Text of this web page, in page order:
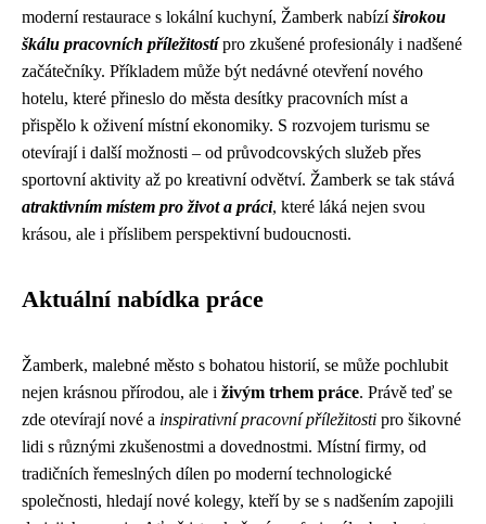
moderní restaurace s lokální kuchyní, Žamberk nabízíširokou
škálu pracovních příležitostípro zkušené profesionály i nadšené
začátečníky. Příkladem může být nedávné otevření nového
hotelu, které přineslo do města desítky pracovních míst a
přispělo k oživení místní ekonomiky. S rozvojem turismu se
otevírají i další možnosti – od průvodcovských služeb přes
sportovní aktivity až po kreativní odvětví. Žamberk se tak stává
atraktivním místem pro život a práci, které láká nejen svou
krásou, ale i příslibem perspektivní budoucnosti.
Aktuální nabídka práce
Žamberk, malebné město s bohatou historií, se může pochlubit
nejen krásnou přírodou, ale i živým trhem práce. Právě teď se
zde otevírají nové a inspirativní pracovní příležitosti pro šikovné
lidi s různými zkušenostmi a dovednostmi. Místní firmy, od
tradičních řemeslných dílen po moderní technologické
společnosti, hledají nové kolegy, kteří by se s nadšením zapojili